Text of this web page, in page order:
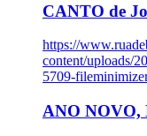
CANTO de
https://
content/uploads/
5709-
ANO NOVO,